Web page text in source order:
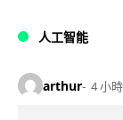
人工智能
arthur 4 小時